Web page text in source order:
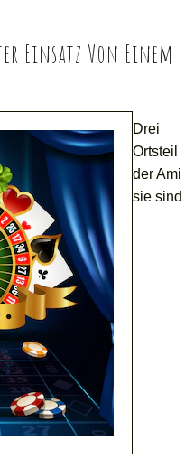
Einsatz Von Einem
Drei
Ortsteil
der Ami
sie sind